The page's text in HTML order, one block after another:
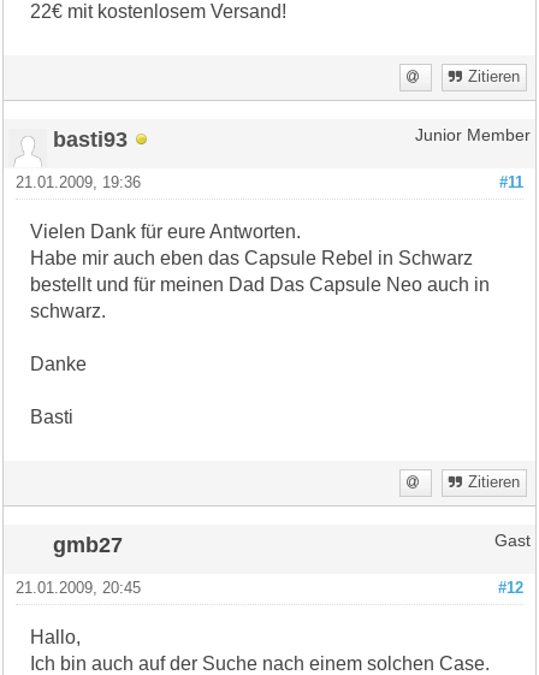
22€ mit kostenlosem Versand!
Zitieren
basti93 Junior Member
#11
21.01.2009, 19:36
Vielen Dank für eure Antworten.
Habe mir auch eben das Capsule Rebel in Schwarz
bestellt und für meinen Dad Das Capsule Neo auch in
schwarz.
Danke
Basti
Zitieren
gmb27 Gast
#12
21.01.2009, 20:45
Hallo,
Ich bin auch auf der Suche nach einem solchen Case.